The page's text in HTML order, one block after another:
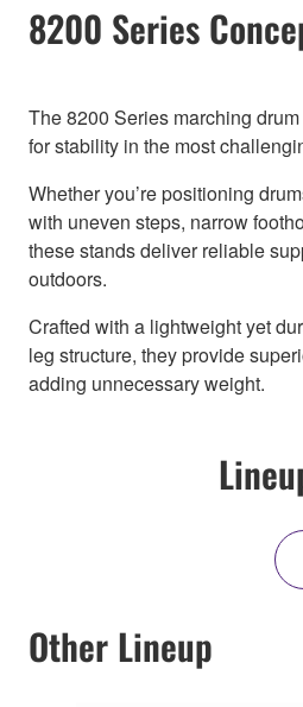
8200 Series
The 8200 Series marching
for stability in the most
Whether you’re positioning
with uneven steps, narrow
these stands deliver reliable
outdoors.
Crafted with a lightweight yet
leg structure, they provide
adding unnecessary weight.
Other Lineup